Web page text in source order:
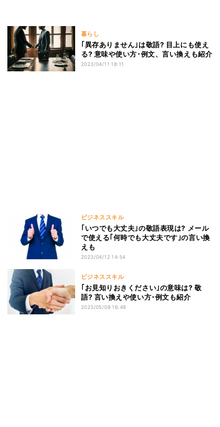
暮らし
｢異存ありません｣は敬語? 目上にも使え
る? 意味や使い方･例文、言い換えも紹介
2023/04/11 18:11
ビジネススキル
｢いつでも大丈夫｣の敬語表現は? メール
で使える｢何時でも大丈夫です｣の言い換
えも
2023/04/12 14:54
ビジネススキル
｢お見知りおきください｣の意味は? 敬
語? 言い換えや使い方･例文も紹介
2023/05/08 16:49